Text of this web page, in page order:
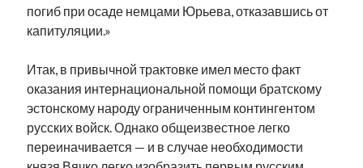
погиб при осаде немцами Юрьева, отказавшись от
капитуляции.»
Итак, в привычной трактовке имел место факт
оказания интернациональной помощи братскому
эстонскому народу ограниченным контингентом
русских войск. Однако общеизвестное легко
переиначивается — и в случае необходимости